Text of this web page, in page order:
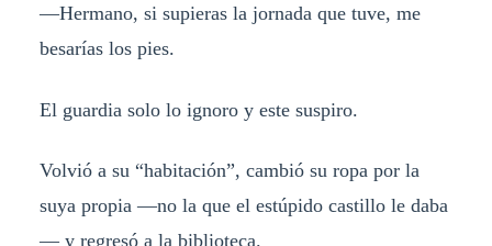
—Hermano, si supieras la jornada que tuve, me
besarías los pies.
El guardia solo lo ignoro y este suspiro.
Volvió a su “habitación”, cambió su ropa por la
suya propia —no la que el estúpido castillo le daba
— y regresó a la biblioteca.